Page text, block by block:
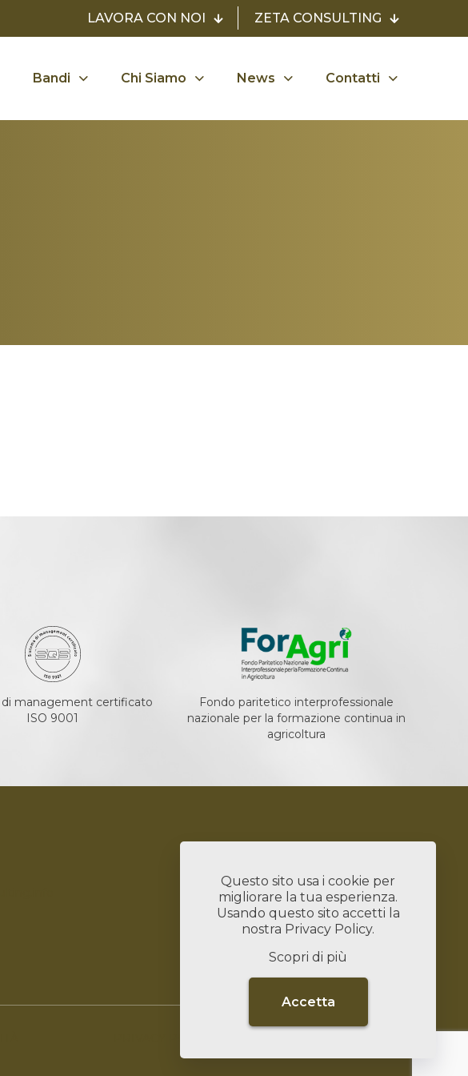
LAVORA CON NOI ZETA CONSULTING
Bandi Chi Siamo News Contatti
management certificato
ISO 9001
Fondo paritetico interprofessionale
nazionale per la formazione continua in
agricoltura
Chi Siamo
News
Contatti
Lavora con Noi
Linked In
Questo sito usa i cookie per
migliorare la tua esperienza.
Usando questo sito accetti la
nostra Privacy Policy.
Scopri di più
Accetta